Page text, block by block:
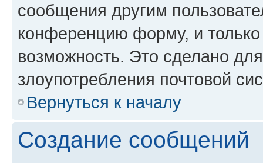
сообщения другим
конференцию форму, и
возможность. Это сделано
злоупотребления почтовой
Вернуться к началу
Создание сообщений